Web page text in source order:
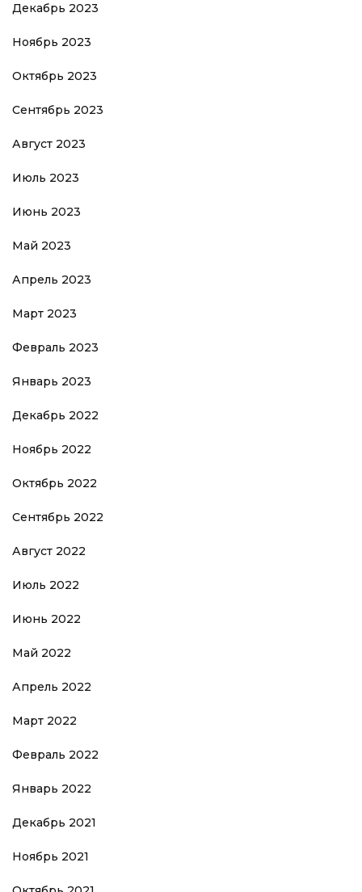
Декабрь 2023
Ноябрь 2023
Октябрь 2023
Сентябрь 2023
Август 2023
Июль 2023
Июнь 2023
Май 2023
Апрель 2023
Март 2023
Февраль 2023
Январь 2023
Декабрь 2022
Ноябрь 2022
Октябрь 2022
Сентябрь 2022
Август 2022
Июль 2022
Июнь 2022
Май 2022
Апрель 2022
Март 2022
Февраль 2022
Январь 2022
Декабрь 2021
Ноябрь 2021